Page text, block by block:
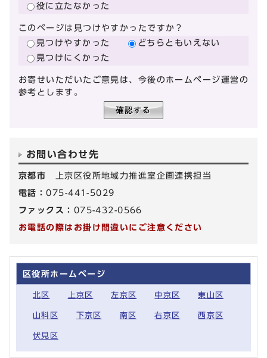
役に立たなかった
このページは見つけやすかったですか？
見つけやすかった
どちらともいえない
見つけにくかった
お寄せいただいたご意見は、今後のホームページ運営の
参考とします。
お問い合わせ先
京都市
上京区役所地域力推進室企画連携担当
電話：075-441-5029
ファックス： 075-432-0566
お電話の際はお掛け間違いにご注意ください
区役所ホームページ
北区 上京区 左京区 中京区 東山区
山科区 下京区 南区 右京区 西京区
伏見区